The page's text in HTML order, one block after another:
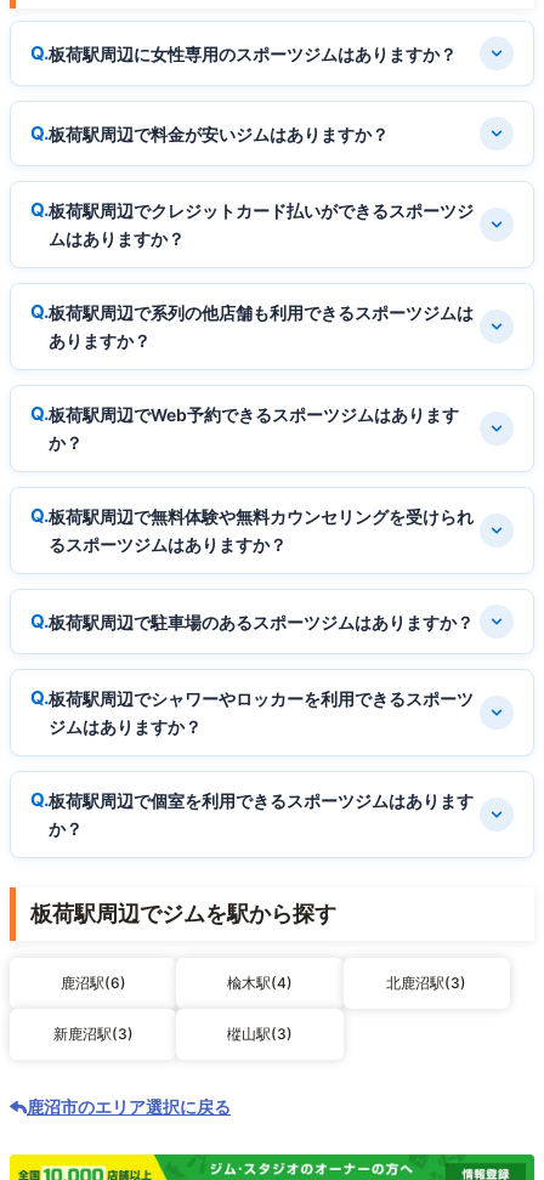
板荷駅周辺に女性専用のスポーツジムはありますか？
板荷駅周辺で料金が安いジムはありますか？
板荷駅周辺でクレジットカード払いができるスポーツジ
ムはありますか？
板荷駅周辺で系列の他店舗も利用できるスポーツジムは
ありますか？
板荷駅周辺でWeb予約できるスポーツジムはあります
か？
板荷駅周辺で無料体験や無料カウンセリングを受けられ
るスポーツジムはありますか？
板荷駅周辺で駐車場のあるスポーツジムはありますか？
板荷駅周辺でシャワーやロッカーを利用できるスポーツ
ジムはありますか？
板荷駅周辺で個室を利用できるスポーツジムはあります
か？
板荷駅周辺でジムを駅から探す
鹿沼駅(6) 楡木駅(4) 北鹿沼駅(3)
新鹿沼駅(3) 樅山駅(3)
鹿沼市のエリア選択に戻る